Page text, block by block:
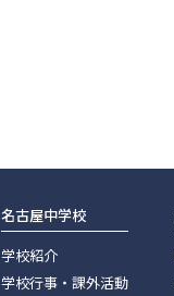
名古屋中学校
学校紹介
学校行事・課外活動